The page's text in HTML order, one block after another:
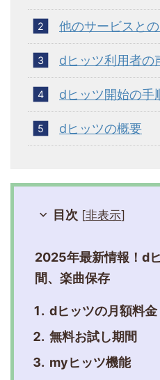
他のサービスと
dヒッツ利用者の
dヒッツ開始の手
dヒッツの概要
目次 [非表示]
2025年最新情報！d
間、楽曲保存
dヒッツの月額料金
無料お試し期間
myヒッツ機能